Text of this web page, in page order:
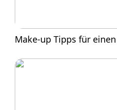
Make-up Tipps für